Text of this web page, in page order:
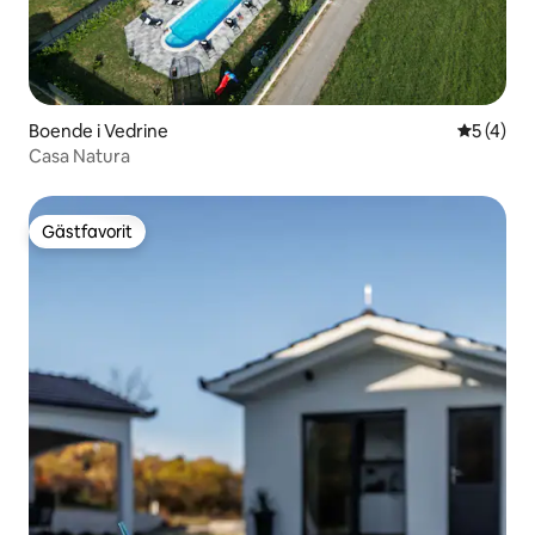
Boende i Vedrine 5 av 5 i
5 (4)
Casa Natura
Gästfavorit
Gästfavorit